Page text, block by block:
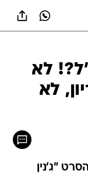
לא
לא
"ג'נין